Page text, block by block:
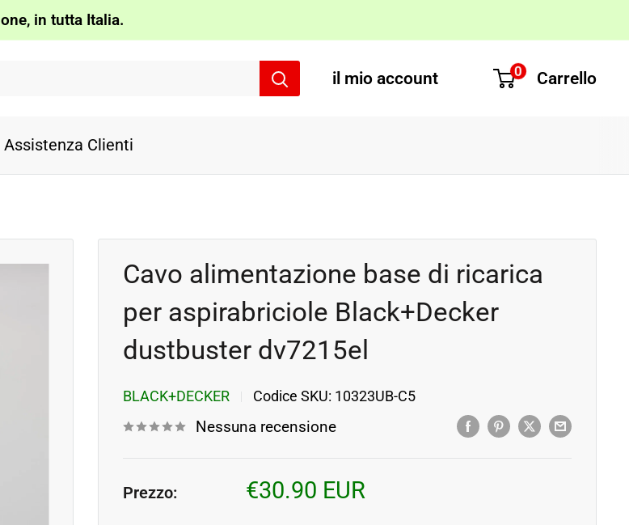
in tutta Italia.
il mio account 0 Carrello
Assistenza Clienti
Cavo alimentazione base di ricarica
per aspirabriciole Black+Decker
dustbuster dv7215el
BLACK+DECKER Codice SKU: 10323UB-C5
Nessuna recensione
Prezzo:
Prezzo
€30.90 EUR